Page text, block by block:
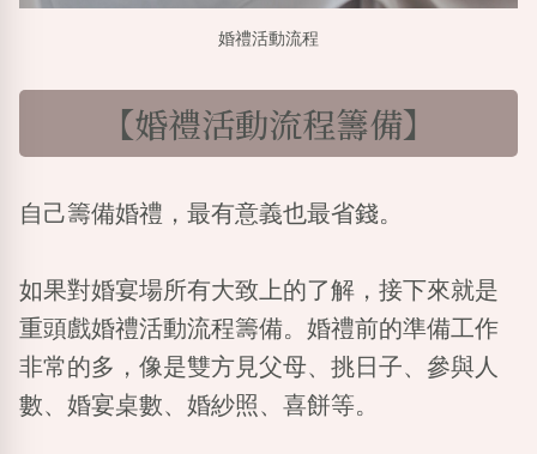
婚禮活動流程
【婚禮活動流程籌備】
自己籌備婚禮，最有意義也最省錢。
如果對婚宴場所有大致上的了解，接下來就是
重頭戲婚禮活動流程籌備。婚禮前的準備工作
非常的多，像是雙方見父母、挑日子、參與人
數、婚宴桌數、婚紗照、喜餅等。